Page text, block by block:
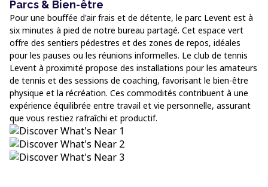
Parcs & Bien-être
Pour une bouffée d'air frais et de détente, le parc Levent est à
six minutes à pied de notre bureau partagé. Cet espace vert
offre des sentiers pédestres et des zones de repos, idéales
pour les pauses ou les réunions informelles. Le club de tennis
Levent à proximité propose des installations pour les amateurs
de tennis et des sessions de coaching, favorisant le bien-être
physique et la récréation. Ces commodités contribuent à une
expérience équilibrée entre travail et vie personnelle, assurant
que vous restiez rafraîchi et productif.